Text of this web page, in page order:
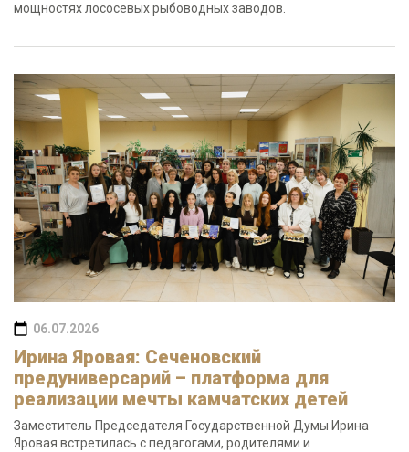
мощностях лососевых рыбоводных заводов.
06.07.2026
Ирина Яровая: Сеченовский
предуниверсарий – платформа для
реализации мечты камчатских детей
Заместитель Председателя Государственной Думы Ирина
Яровая встретилась с педагогами, родителями и